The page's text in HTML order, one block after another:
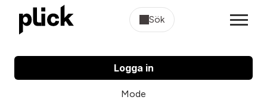
Sök
Logga in
Mode